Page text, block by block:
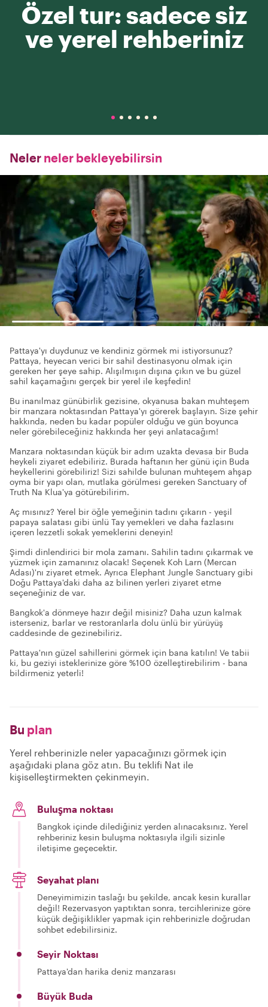
Özel tur: sadece siz
ve yerel rehberiniz
Neler neler bekleyebilirsin
Pattaya'yı duydunuz ve kendiniz görmek mi istiyorsunuz?
Pattaya, heyecan verici bir sahil destinasyonu olmak için
gereken her şeye sahip. Alışılmışın dışına çıkın ve bu güzel
sahil kaçamağını gerçek bir yerel ile keşfedin!
Bu inanılmaz günübirlik gezisine, okyanusa bakan muhteşem
bir manzara noktasından Pattaya'yı görerek başlayın. Size şehir
hakkında, neden bu kadar popüler olduğu ve gün boyunca
neler görebileceğiniz hakkında her şeyi anlatacağım!
Manzara noktasından küçük bir adım uzakta devasa bir Buda
heykeli ziyaret edebiliriz. Burada haftanın her günü için Buda
heykellerini görebiliriz! Sizi sahilde bulunan muhteşem ahşap
oyma bir yapı olan, mutlaka görülmesi gereken Sanctuary of
Truth Na Klua'ya götürebilirim.
Aç mısınız? Yerel bir öğle yemeğinin tadını çıkarın - yeşil
papaya salatası gibi ünlü Tay yemekleri ve daha fazlasını
içeren lezzetli sokak yemeklerini deneyin!
Şimdi dinlendirici bir mola zamanı. Sahilin tadını çıkarmak ve
yüzmek için zamanınız olacak! Seçenek Koh Larn (Mercan
Adası)'nı ziyaret etmek. Ayrıca Elephant Jungle Sanctuary gibi
Doğu Pattaya'daki daha az bilinen yerleri ziyaret etme
seçeneğiniz de var.
Bangkok'a dönmeye hazır değil misiniz? Daha uzun kalmak
isterseniz, barlar ve restoranlarla dolu ünlü bir yürüyüş
caddesinde de gezinebiliriz.
Pattaya'nın güzel sahillerini görmek için bana katılın! Ve tabii
ki, bu geziyi isteklerinize göre %100 özelleştirebilirim - bana
bildirmeniz yeterli!
Bu plan
Yerel rehberinizle neler yapacağınızı görmek için
aşağıdaki plana göz atın. Bu teklifi Nat ile
kişiselleştirmekten çekinmeyin.
Buluşma noktası
Bangkok içinde dilediğiniz yerden alınacaksınız. Yerel
rehberiniz kesin buluşma noktasıyla ilgili sizinle
iletişime geçecektir.
Seyahat planı
Deneyimimizin taslağı bu şekilde, ancak kesin kurallar
değil! Rezervasyon yaptıktan sonra, tercihlerinize göre
küçük değişiklikler yapmak için rehberinizle doğrudan
sohbet edebilirsiniz.
Seyir Noktası
Pattaya'dan harika deniz manzarası
Büyük Buda